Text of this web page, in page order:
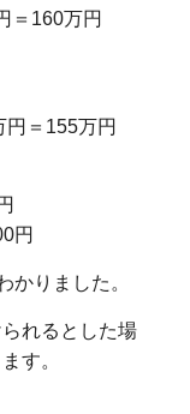
＝160万円
円＝155万円
円
かりました。
れるとした場
す。